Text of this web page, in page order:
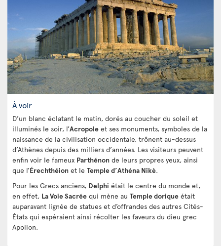
À voir
D’un blanc éclatant le matin, dorés au coucher du soleil et
illuminés le soir, l’Acropole et ses monuments, symboles de la
naissance de la civilisation occidentale, trônent au-dessus
d’Athènes depuis des milliers d’années. Les visiteurs peuvent
enfin voir le fameux Parthénon de leurs propres yeux, ainsi
que l’Érechthéion et le Temple d’Athéna Nikè.
Pour les Grecs anciens, Delphi était le centre du monde et,
en effet, La Voie Sacrée qui mène au Temple dorique était
auparavant lignée de statues et d’offrandes des autres Cités-
États qui espéraient ainsi récolter les faveurs du dieu grec
Apollon.